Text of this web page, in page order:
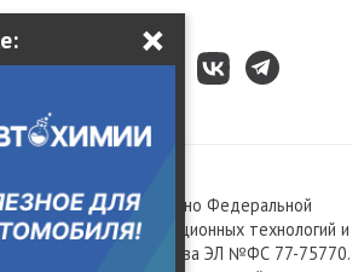
×
зарегистрировано Федеральной
сфере связи, информационных технологий и
номер свидетельства ЭЛ №ФС 77-75770.